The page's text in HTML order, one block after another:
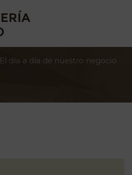
El día a día de nuestro negocio